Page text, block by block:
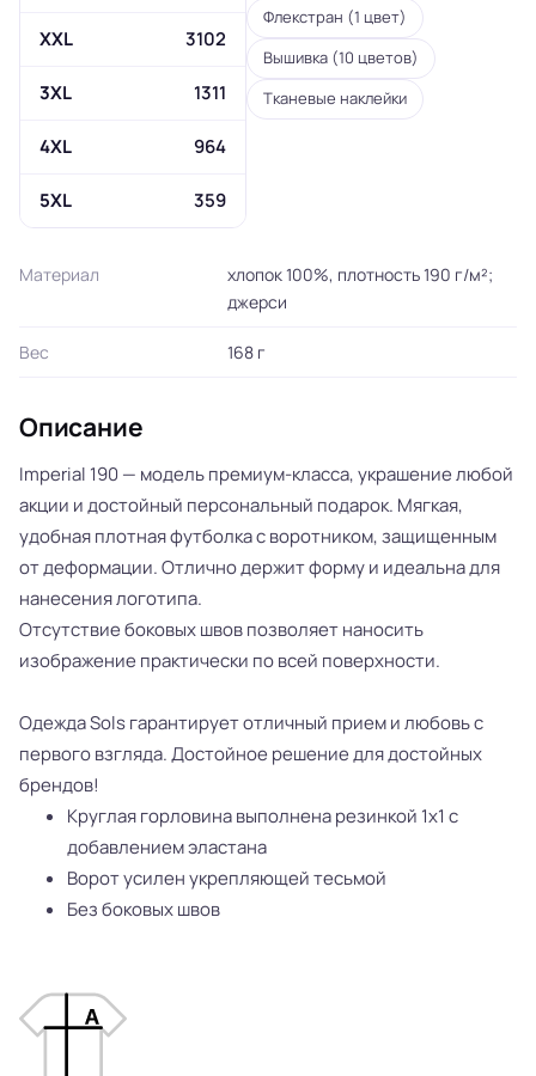
XXL 3102
3XL 1311
4XL 964
5XL 359
Флекстран (1 цвет)
Вышивка (10 цветов)
Тканевые наклейки
Материал
хлопок 100%, плотность 190 г/м²;
джерси
Вес 168 г
Описание
Imperial 190 — модель премиум-класса, украшение любой
акции и достойный персональный подарок. Мягкая,
удобная плотная футболка с воротником, защищенным
от деформации. Отлично держит форму и идеальна для
нанесения логотипа.
Отсутствие боковых швов позволяет наносить
изображение практически по всей поверхности.
Одежда Sols гарантирует отличный прием и любовь с
первого взгляда. Достойное решение для достойных
брендов!
Круглая горловина выполнена резинкой 1x1 с
добавлением эластана
Ворот усилен укрепляющей тесьмой
Без боковых швов